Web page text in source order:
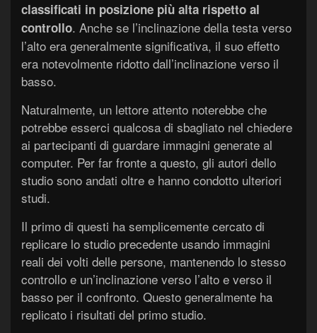
classificati in posizione più alta rispetto al
controllo. Anche se l’inclinazione della testa verso
l’alto era generalmente significativa, il suo effetto
era notevolmente ridotto dall’inclinazione verso il
basso.
Naturalmente, un lettore attento noterebbe che
potrebbe esserci qualcosa di sbagliato nel chiedere
ai partecipanti di guardare immagini generate al
computer. Per far fronte a questo, gli autori dello
studio sono andati oltre e hanno condotto ulteriori
studi.
Il primo di questi ha semplicemente cercato di
replicare lo studio precedente usando immagini
reali dei volti delle persone, mantenendo lo stesso
controllo e un’inclinazione verso l’alto e verso il
basso per il confronto. Questo generalmente ha
replicato i risultati del primo studio.